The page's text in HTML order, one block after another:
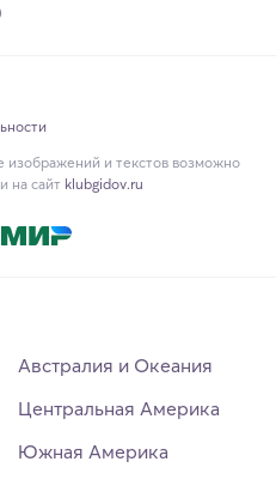
изображений и текстов возможно
на сайт klubgidov.ru
Австралия и Океания
Центральная Америка
Южная Америка